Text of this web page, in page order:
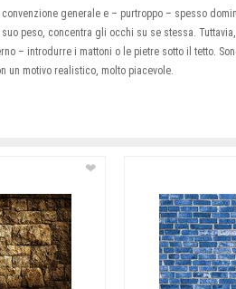
generale e – purtroppo – spesso
peso, concentra gli occhi su se stessa.
– introdurre i mattoni o le pietre sotto il tetto.
un motivo realistico, molto piacevole.
❤